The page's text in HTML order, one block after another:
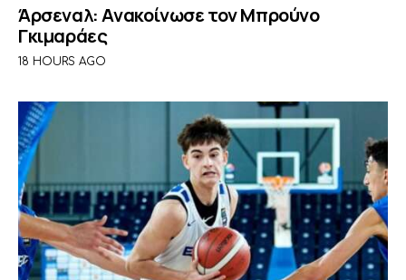
Άρσεναλ: Ανακοίνωσε τον Μπρούνο
Γκιμαράες
18 HOURS AGO